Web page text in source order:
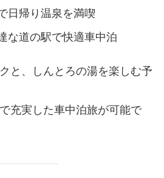
日帰り温泉を満喫
な道の駅で快適車中泊
と、しんとろの湯を楽しむ予
充実した車中泊旅が可能で